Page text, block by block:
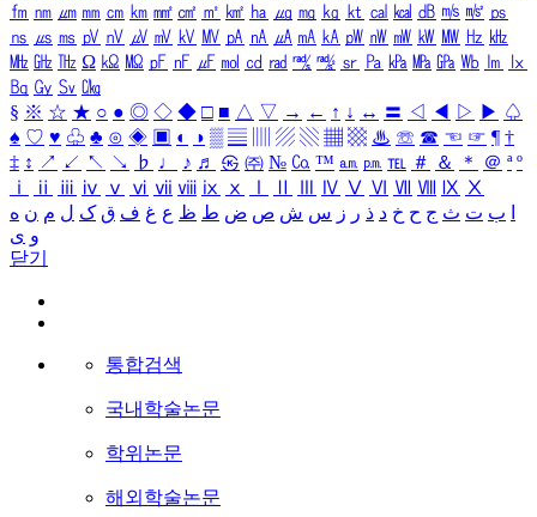
㎙ ㎚ ㎛ ㎜ ㎝ ㎞ ㎟ ㎠ ㎡ ㎢ ㏊ ㎍ ㎎ ㎏ ㏏ ㎈ ㎉ ㏈ ㎧ ㎨ ㎰
㎱ ㎲ ㎳ ㎴ ㎵ ㎶ ㎷ ㎸ ㎹ ㎀ ㎁ ㎂ ㎃ ㎄ ㎺ ㎻ ㎽ ㎾ ㎿ ㎐ ㎑
㎒ ㎓ ㎔ Ω ㏀ ㏁ ㎊ ㎋ ㎌ ㏖ ㏅ ㎭ ㎮ ㎯ ㏛ ㎩ ㎪ ㎫ ㎬ ㏝ ㏐
㏓
㏃ ㏉ ㏜ ㏆
§ ※ ☆ ★ ○ ● ◎ ◇ ◆ □ ■ △ ▽ → ← ↑ ↓ ↔ 〓 ◁ ◀ ▷ ▶ ♤
♠ ♡ ♥ ♧ ♣ ⊙ ◈ ▣ ◐ ◑ ▒ ▤ ▨ ▧ ▦ ▩ ♨ ☏ ☎ ☜ ☞ ¶ †
‡ ↕ ↗ ↙ ↖ ↘ ♭ ♩ ♪ ♬ ㉿ ㈜ № ㏇ ™ ㏂ ㏘ ℡ ＃ ＆ ＊ ＠ ª º
ⅰ
ⅱ ⅲ ⅳ ⅴ ⅵ ⅶ ⅷ ⅸ ⅹ Ⅳ Ⅴ Ⅵ Ⅶ Ⅷ Ⅸ Ⅹ
ب ت ث ج ح خ د ذ ر ز س ش ص ض ط ظ ع غ ف ق ک ل م ن ه
و ی
닫기
통합검색
국내학술논문
학위논문
해외학술논문